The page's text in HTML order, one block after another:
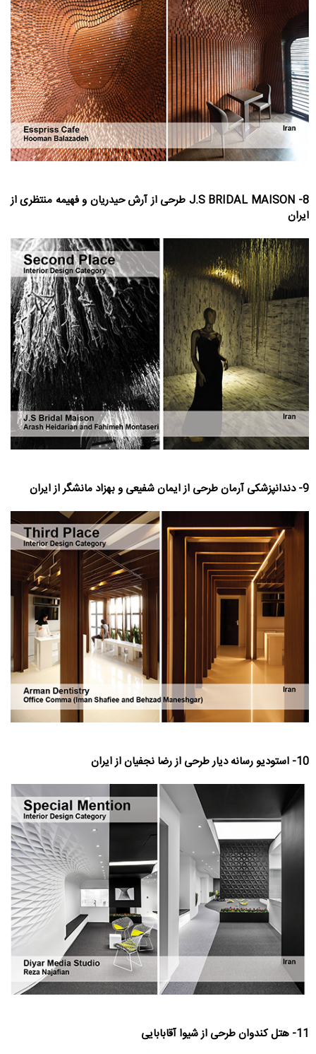
8- J.S BRIDAL MAISON طرحی از آرش حیدریان و فهیمه منتظری از
ایران
9- دندانپزشکی آرمان طرحی از ایمان شفیعی و بهزاد مانشگر از ایران
10- استودیو رسانه دیار طرحی از رضا نجفیان از ایران
11- هتل کندوان طرحی از شیوا آقابابایی